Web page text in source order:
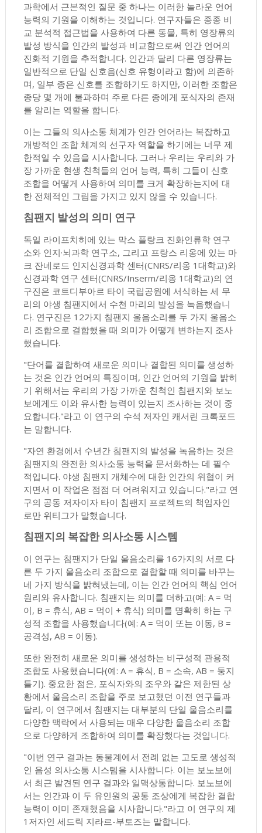
과학에서 근본적인 질문 중 하나는 이러한 놀라운 언어
능력의 기원을 이해하는 것입니다. 연구자들은 종종 비
교 분석적 접근법을 사용하여 다른 동물, 특히 영장류의
발성 방식을 인간의 발성과 비교함으로써 인간 언어의
진화적 기원을 추적합니다. 인간과 달리 다른 영장류는
일반적으로 단일 신호음(신호 유형이라고 함)에 의존하
며, 일부 종은 신호를 조합하기도 하지만, 이러한 조합은
종당 몇 개에 불과하며 주로 다른 종에게 포식자의 존재
를 알리는 역할을 합니다.
이는 그들의 의사소통 체계가 인간 언어라는 복잡하고
개방적인 조합 체계의 선구자 역할을 하기에는 너무 제
한적일 수 있음을 시사합니다. 그러나 우리는 우리와 가
장 가까운 현생 친척들의 언어 능력, 특히 그들이 신호
조합을 어떻게 사용하여 의미를 크게 확장하는지에 대
한 전체적인 그림을 가지고 있지 않을 수 있습니다.
침팬지 발성의 의미 연구
독일 라이프치히에 있는 막스 플랑크 진화인류학 연구
소와 인지·뇌과학 연구소, 그리고 프랑스 리옹에 있는 마
크 잔네로드 인지신경과학 센터(CNRS/리옹 1대학교)와
신경과학 연구 센터(CNRS/Inserm/리옹 1대학교)의 연
구진은 코트디부아르 타이 국립공원에 서식하는 세 무
리의 야생 침팬지에서 수천 마리의 발성을 녹음했습니
다. 연구진은 12가지 침팬지 울음소리를 두 가지 울음소
리 조합으로 결합했을 때 의미가 어떻게 변하는지 조사
했습니다.
"단어를 결합하여 새로운 의미나 결합된 의미를 생성하
는 것은 인간 언어의 특징이며, 인간 언어의 기원을 밝히
기 위해서는 우리의 가장 가까운 친척인 침팬지와 보노
보에게도 이와 유사한 능력이 있는지 조사하는 것이 중
요합니다."라고 이 연구의 수석 저자인 캐서린 크록포드
는 말합니다.
"자연 환경에서 수년간 침팬지의 발성을 녹음하는 것은
침팬지의 완전한 의사소통 능력을 문서화하는 데 필수
적입니다. 야생 침팬지 개체수에 대한 인간의 위협이 커
지면서 이 작업은 점점 더 어려워지고 있습니다."라고 연
구의 공동 저자이자 타이 침팬지 프로젝트의 책임자인
로만 위티그가 말했습니다.
침팬지의 복잡한 의사소통 시스템
이 연구는 침팬지가 단일 울음소리를 16가지의 서로 다
른 두 가지 울음소리 조합으로 결합할 때 의미를 바꾸는
네 가지 방식을 밝혀냈는데, 이는 인간 언어의 핵심 언어
원리와 유사합니다. 침팬지는 의미를 더하고(예: A = 먹
이, B = 휴식, AB = 먹이 + 휴식) 의미를 명확히 하는 구
성적 조합을 사용했습니다(예: A = 먹이 또는 이동, B =
공격성, AB = 이동).
또한 완전히 새로운 의미를 생성하는 비구성적 관용적
조합도 사용했습니다(예: A = 휴식, B = 소속, AB = 둥지
틀기). 중요한 점은, 포식자와의 조우와 같은 제한된 상
황에서 울음소리 조합을 주로 보고했던 이전 연구들과
달리, 이 연구에서 침팬지는 대부분의 단일 울음소리를
다양한 맥락에서 사용되는 매우 다양한 울음소리 조합
으로 다양하게 조합하여 의미를 확장했다는 것입니다.
"이번 연구 결과는 동물계에서 전례 없는 고도로 생성적
인 음성 의사소통 시스템을 시사합니다. 이는 보노보에
서 최근 발견된 연구 결과와 일맥상통합니다. 보노보에
서는 인간과 이 두 유인원의 공통 조상에게 복잡한 결합
능력이 이미 존재했음을 시사합니다."라고 이 연구의 제
1저자인 세드릭 지라르-부토즈는 말합니다.